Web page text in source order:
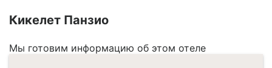
Кикелет Панзио
Мы готовим информацию об этом отеле